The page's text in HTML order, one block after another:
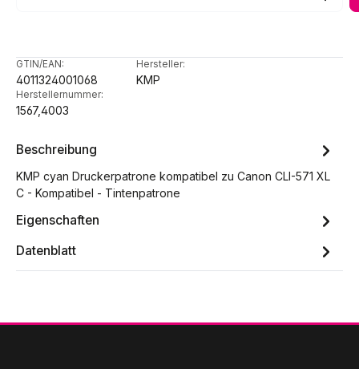
GTIN/EAN:
4011324001068
Hersteller:
KMP
Herstellernummer:
1567,4003
Beschreibung
KMP cyan Druckerpatrone kompatibel zu Canon CLI-571 XL
C - Kompatibel - Tintenpatrone
Eigenschaften
Datenblatt